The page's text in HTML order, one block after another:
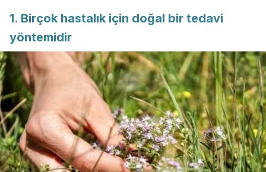
1. Birçok hastalık için doğal bir tedavi
yöntemidir